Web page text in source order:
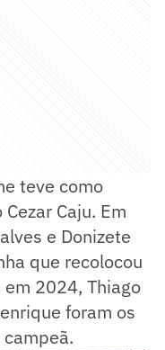
teve como
Caju. Em
e Donizete
que recolocou
2024, Thiago
foram os